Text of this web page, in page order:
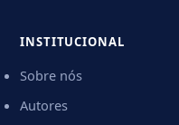
INSTITUCIONAL
Sobre nós
Autores